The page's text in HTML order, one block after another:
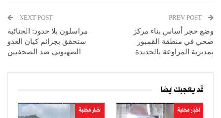
وضع حجر أساس بناء مركز
صحي في منطقة القمبور
بمديرية المراوعة بالحديدة
NEXT POST
مراسلون بلا حدود: الجنائية
ستحقق بجرائم كيان العدو
الصهيوني ضد الصحفيين
قد يعجبك ايضا
اخبار محلية اخبار محلية